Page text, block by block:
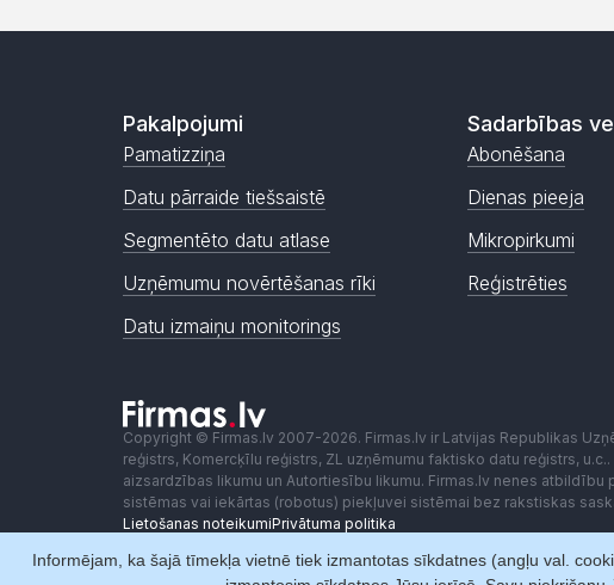
Pakalpojumi
Pamatizziņa
Datu pārraide tiešsaistē
Segmentēto datu atlase
Uzņēmumu novērtēšanas rīki
Datu izmaiņu monitorings
Sadarbības
Abonēšana
Dienas pieeja
Mikropirkumi
Reģistrēties
Copyright © Firmas.lv 2007-2026. Firmas.lv ir Latvijas Republikas
reģistrs, Komercķīlu reģistrs, ZL uzņēmumu faktisko datu reģistrs,
aizsardzības likumu un Autortiesību likumu. Firmas.lv nenes
sistēmas vai iekārtas (robotus) piekļuvei sistēmai bez rakstiskas
Lietošanas noteikumiPrivātuma politika
Informējam, ka šajā tīmekļa vietnē tiek izmantotas sīkdatnes (angļu val.